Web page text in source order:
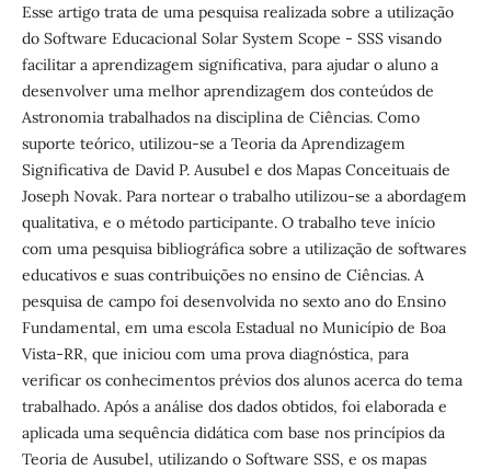
Esse artigo trata de uma pesquisa realizada sobre a utilização
do Software Educacional Solar System Scope - SSS visando
facilitar a aprendizagem significativa, para ajudar o aluno a
desenvolver uma melhor aprendizagem dos conteúdos de
Astronomia trabalhados na disciplina de Ciências. Como
suporte teórico, utilizou-se a Teoria da Aprendizagem
Significativa de David P. Ausubel e dos Mapas Conceituais de
Joseph Novak. Para nortear o trabalho utilizou-se a abordagem
qualitativa, e o método participante. O trabalho teve início
com uma pesquisa bibliográfica sobre a utilização de softwares
educativos e suas contribuições no ensino de Ciências. A
pesquisa de campo foi desenvolvida no sexto ano do Ensino
Fundamental, em uma escola Estadual no Município de Boa
Vista-RR, que iniciou com uma prova diagnóstica, para
verificar os conhecimentos prévios dos alunos acerca do tema
trabalhado. Após a análise dos dados obtidos, foi elaborada e
aplicada uma sequência didática com base nos princípios da
Teoria de Ausubel, utilizando o Software SSS, e os mapas